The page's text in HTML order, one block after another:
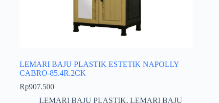
LEMARI BAJU PLASTIK ESTETIK NAPOLLY
CABRO-85.4R.2CK
Rp907.500
LEMARI BAJU PLASTIK, LEMARI BAJU